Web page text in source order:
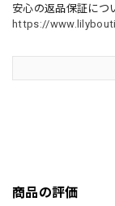
安心の返品保証につ
https://
商品の評価